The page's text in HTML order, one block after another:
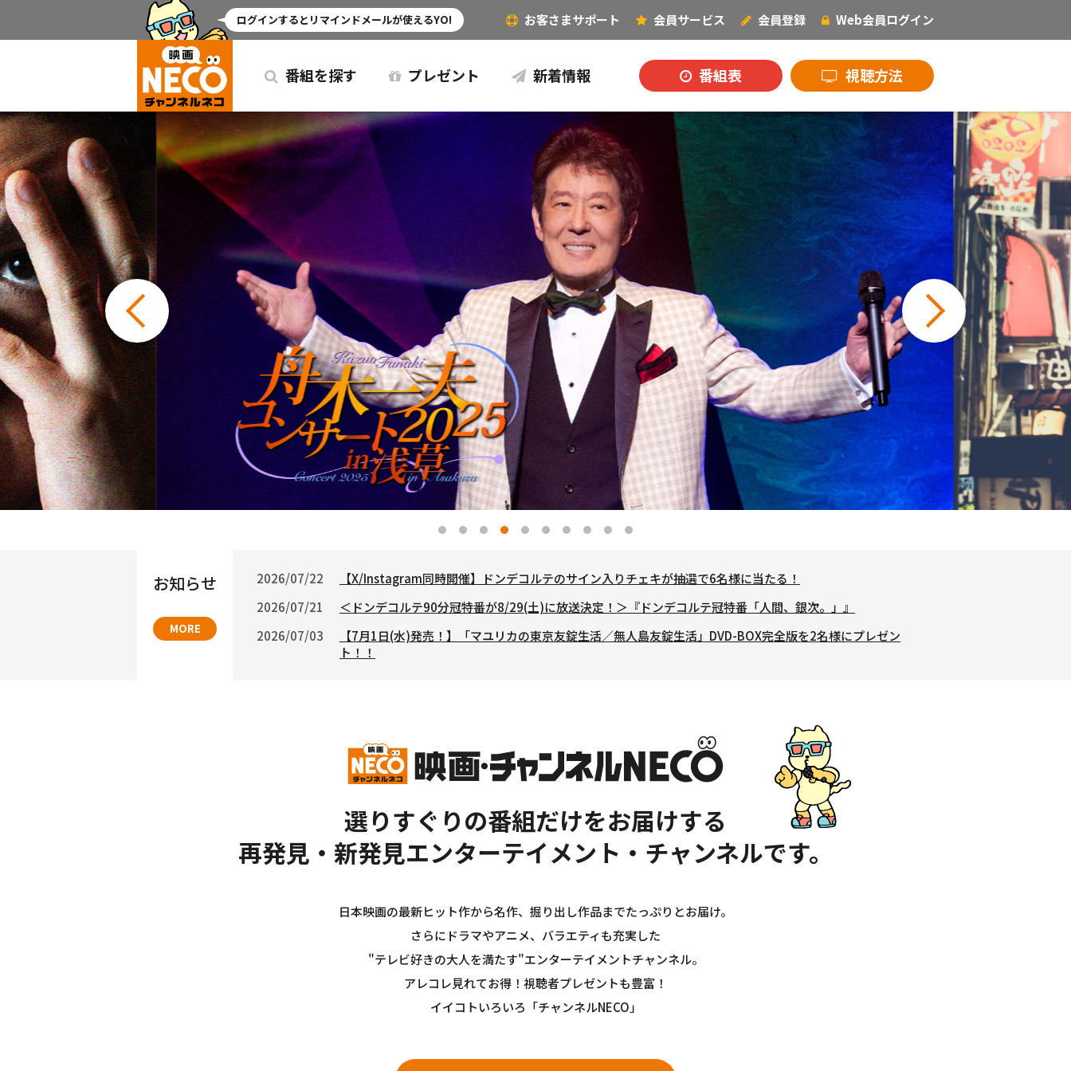
番組を探す プレゼント 新着情報 番組表 視聴方法
お客さまサポート 会員サービス 会員登録 Web会員ログイン
ミッドナイト その他（音楽など） NECOオリジナル
ログインするとリマインドメールが使えるYO!
お知らせ
MORE
2026/07/22
【X/Instagram同時開催】ドンデコルテのサイン入りチェキが抽選で6名様に当たる！
2026/07/21
＜ドンデコルテ90分冠特番が8/29(土)に放送決定！＞『ドンデコルテ冠特番「人間、銀次。」』
2026/07/03
【7月1日(水)発売！】「マユリカの東京友錠生活／無人島友錠生活」DVD-BOX完全版を2名様にプレゼン
ト！！
選りすぐりの番組だけをお届けする
再発見・新発見エンターテイメント・チャンネルです。
日本映画の最新ヒット作から名作、掘り出し作品までたっぷりとお届け。
さらにドラマやアニメ、バラエティも充実した
"テレビ好きの大人を満たす"エンターテイメントチャンネル。
アレコレ見れてお得！視聴者プレゼントも豊富！
イイコトいろいろ「チャンネルNECO」